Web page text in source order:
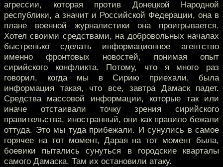
агрессии, которая против Донецкой Народной
республики, а значит и Российской Федерации, она в
плане военной журналистики она проигрывается.
Хотел своими средствами, на добровольных началах
быстренько сделать информационное агентство
именно фронтовых новостей, понимая опыт
сирийского конфликта. Потому, что я много раз
говорил, когда мы в Сирию приехали, была
информация такая, что все, завтра Дамаск падет.
Средства массовой информации, которые так или
иначе отстаивали точку зрения сирийского
правительства, иностранный, они как правило бежали
оттуда. Это мы туда прибежали. И сунулись в самое
горячее на тот момент, Дарая на тот момент была,
боевики пытались сунуться в городские кварталы
самого Дамаска. Там их остановили атаку.